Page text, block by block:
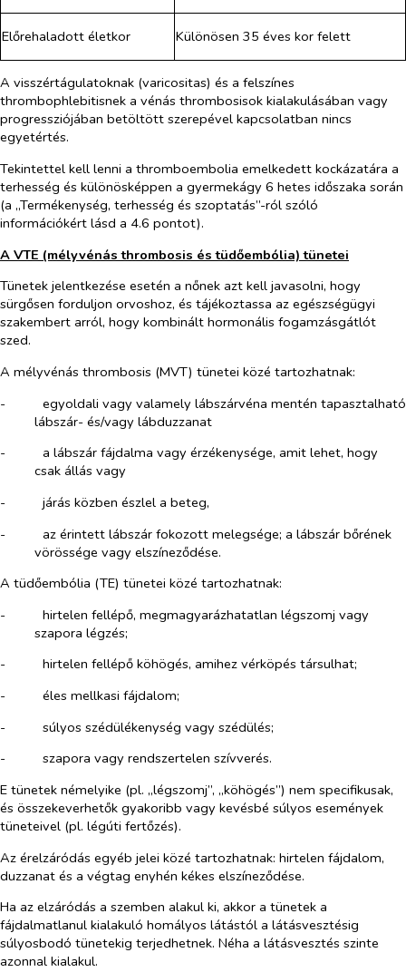
Előrehaladott életkor Különösen 35 éves kor felett
A visszértágulatoknak (varicositas) és a felszínes
thrombophlebitisnek a vénás thrombosisok kialakulásában vagy
progressziójában betöltött szerepével kapcsolatban nincs
egyetértés.
Tekintettel kell lenni a thromboembolia emelkedett kockázatára a
terhesség és különösképpen a gyermekágy 6 hetes időszaka során
(a „Termékenység, terhesség és szoptatás”-ról szóló
információkért lásd a 4.6 pontot).
A VTE (mélyvénás thrombosis és tüdőembólia) tünetei
Tünetek jelentkezése esetén a nőnek azt kell javasolni, hogy
sürgősen forduljon orvoshoz, és tájékoztassa az egészségügyi
szakembert arról, hogy kombinált hormonális fogamzásgátlót
szed.
A mélyvénás thrombosis (MVT) tünetei közé tartozhatnak:
-​
egyoldali vagy valamely lábszárvéna mentén tapasztalható
lábszár- és/vagy lábduzzanat
-​
a lábszár fájdalma vagy érzékenysége, amit lehet, hogy
csak állás vagy
-​
járás közben észlel a beteg,
-​
az érintett lábszár fokozott melegsége; a lábszár bőrének
vörössége vagy elszíneződése.
A tüdőembólia (TE) tünetei közé tartozhatnak:
-​
hirtelen fellépő, megmagyarázhatatlan légszomj vagy
szapora légzés;
-​
hirtelen fellépő köhögés, amihez vérköpés társulhat;
-​
éles mellkasi fájdalom;
-​
súlyos szédülékenység vagy szédülés;
-​
szapora vagy rendszertelen szívverés.
E tünetek némelyike (pl. „légszomj”, „köhögés”) nem specifikusak,
és összekeverhetők gyakoribb vagy kevésbé súlyos események
tüneteivel (pl. légúti fertőzés).
Az érelzáródás egyéb jelei közé tartozhatnak: hirtelen fájdalom,
duzzanat és a végtag enyhén kékes elszíneződése.
Ha az elzáródás a szemben alakul ki, akkor a tünetek a
fájdalmatlanul kialakuló homályos látástól a látásvesztésig
súlyosbodó tünetekig terjedhetnek. Néha a látásvesztés szinte
azonnal kialakul.